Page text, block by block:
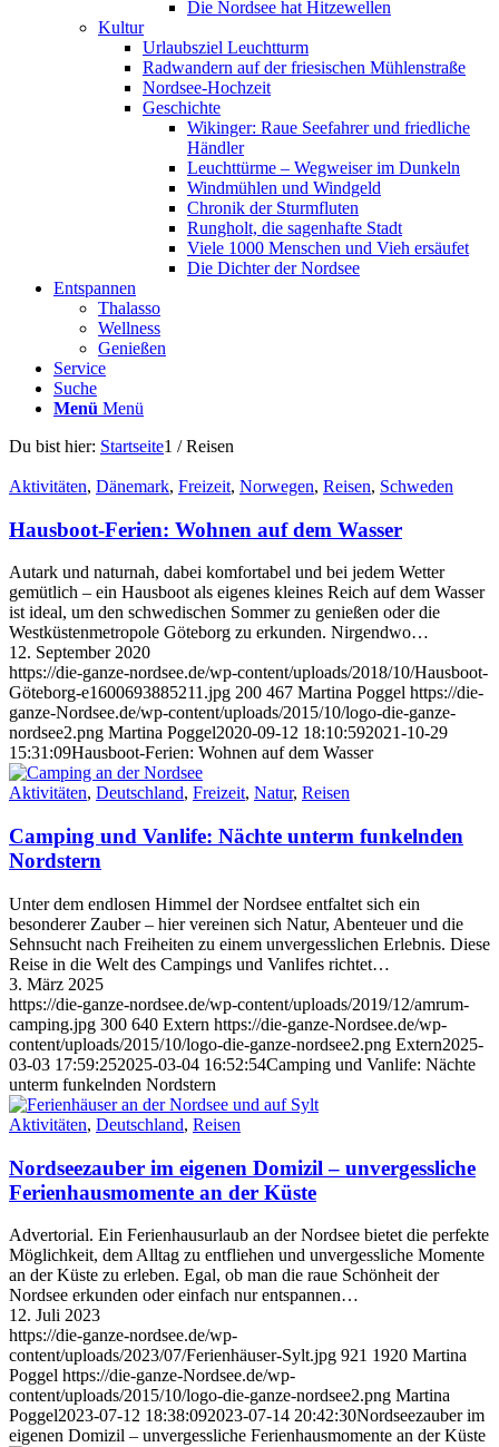
Die Nordsee hat Hitzewellen
Kultur
Urlaubsziel Leuchtturm
Radwandern auf der friesischen Mühlenstraße
Nordsee-Hochzeit
Geschichte
Wikinger: Raue Seefahrer und friedliche
Händler
Leuchttürme – Wegweiser im Dunkeln
Windmühlen und Windgeld
Chronik der Sturmfluten
Rungholt, die sagenhafte Stadt
Viele 1000 Menschen und Vieh ersäufet
Die Dichter der Nordsee
Entspannen
Thalasso
Wellness
Genießen
Service
Suche
Menü Menü
Du bist hier: Startseite1 / Reisen
Aktivitäten, Dänemark, Freizeit, Norwegen, Reisen, Schweden
Hausboot-Ferien: Wohnen auf dem Wasser
Autark und naturnah, dabei komfortabel und bei jedem Wetter
gemütlich – ein Hausboot als eigenes kleines Reich auf dem Wasser
ist ideal, um den schwedischen Sommer zu genießen oder die
Westküstenmetropole Göteborg zu erkunden. Nirgendwo…
12. September 2020
https://die-ganze-nordsee.de/wp-content/uploads/2018/10/Hausboot-
Göteborg-e1600693885211.jpg 200 467 Martina Poggel https://die-
ganze-Nordsee.de/wp-content/uploads/2015/10/logo-die-ganze-
nordsee2.png Martina Poggel2020-09-12 18:10:592021-10-29
15:31:09Hausboot-Ferien: Wohnen auf dem Wasser
Aktivitäten, Deutschland, Freizeit, Natur, Reisen
Camping und Vanlife: Nächte unterm funkelnden
Nordstern
Unter dem endlosen Himmel der Nordsee entfaltet sich ein
besonderer Zauber – hier vereinen sich Natur, Abenteuer und die
Sehnsucht nach Freiheiten zu einem unvergesslichen Erlebnis. Diese
Reise in die Welt des Campings und Vanlifes richtet…
3. März 2025
https://die-ganze-nordsee.de/wp-content/uploads/2019/12/amrum-
camping.jpg 300 640 Extern https://die-ganze-Nordsee.de/wp-
content/uploads/2015/10/logo-die-ganze-nordsee2.png Extern2025-
03-03 17:59:252025-03-04 16:52:54Camping und Vanlife: Nächte
unterm funkelnden Nordstern
Aktivitäten, Deutschland, Reisen
Nordseezauber im eigenen Domizil – unvergessliche
Ferienhausmomente an der Küste
Advertorial. Ein Ferienhausurlaub an der Nordsee bietet die perfekte
Möglichkeit, dem Alltag zu entfliehen und unvergessliche Momente
an der Küste zu erleben. Egal, ob man die raue Schönheit der
Nordsee erkunden oder einfach nur entspannen…
12. Juli 2023
https://die-ganze-nordsee.de/wp-
content/uploads/2023/07/Ferienhäuser-Sylt.jpg 921 1920 Martina
Poggel https://die-ganze-Nordsee.de/wp-
content/uploads/2015/10/logo-die-ganze-nordsee2.png Martina
Poggel2023-07-12 18:38:092023-07-14 20:42:30Nordseezauber im
eigenen Domizil – unvergessliche Ferienhausmomente an der Küste